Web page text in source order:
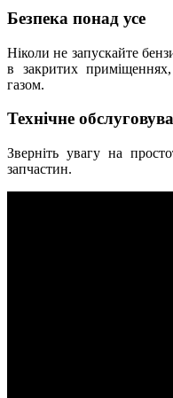
Безпека понад усе
Ніколи не запускайте
в закритих
газом.
Технічне
Зверніть увагу на
запчастин.